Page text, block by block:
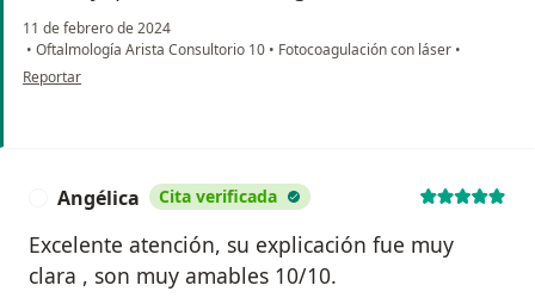
11 de febrero de 2024
• Oftalmología Arista Consultorio 10 • Fotocoagulación con láser •
en opinión del usuario JG
Reportar
Angélica Cita verificada
Excelente atención, su explicación fue muy
clara , son muy amables 10/10.